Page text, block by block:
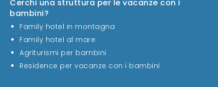
Cerchi una struttura per le vacanze con i
bambini?
Family hotel in montagna
Family hotel al mare
Agriturismi per bambini
Residence per vacanze con i bambini